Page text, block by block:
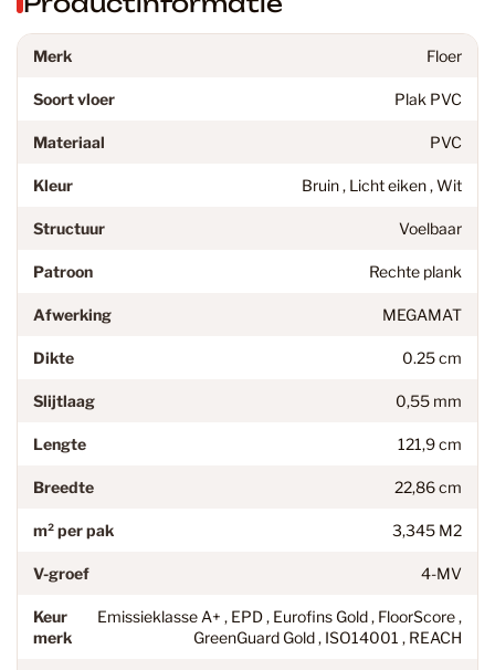
Merk Floer
Soort vloer Plak PVC
Materiaal PVC
Kleur Bruin , Licht eiken , Wit
Structuur Voelbaar
Patroon Rechte plank
Afwerking MEGAMAT
Dikte 0.25 cm
Slijtlaag 0,55 mm
Lengte 121,9 cm
Breedte 22,86 cm
m² per pak 3,345 M2
V-groef 4-MV
Keur
merk
Emissieklasse A+ , EPD , Eurofins Gold , FloorScore ,
GreenGuard Gold , ISO14001 , REACH